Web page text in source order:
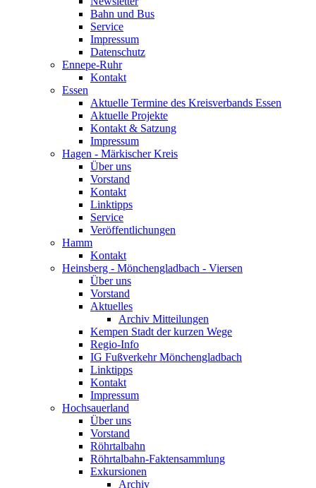
Bahn und Bus
Service
Impressum
Datenschutz
Ennepe-Ruhr
Kontakt
Essen
Aktuelle Termine des Kreisverbands Essen
Aktuelle Projekte
Kontakt & Satzung
Impressum
Hagen - Märkischer Kreis
Über uns
Vorstand
Kontakt
Linktipps
Service
Veröffentlichungen
Hamm
Kontakt
Heinsberg - Mönchengladbach - Viersen
Über uns
Vorstand
Aktuelles
Archiv Mitteilungen
Kempen Stadt der kurzen Wege
Regio-Info
IG Fußverkehr Mönchengladbach
Linktipps
Kontakt
Impressum
Hochsauerland
Über uns
Vorstand
Röhrtalbahn
Röhrtalbahn-Faktensammlung
Exkursionen
Archiv